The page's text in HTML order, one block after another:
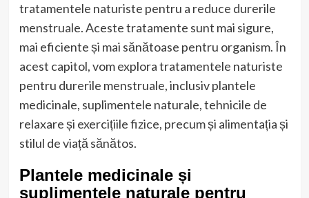
tratamentele naturiste pentru a reduce durerile
menstruale. Aceste tratamente sunt mai sigure,
mai eficiente și mai sănătoase pentru organism. În
acest capitol, vom explora tratamentele naturiste
pentru durerile menstruale, inclusiv plantele
medicinale, suplimentele naturale, tehnicile de
relaxare și exercițiile fizice, precum și alimentația și
stilul de viață sănătos.
Plantele medicinale și
suplimentele naturale pentru